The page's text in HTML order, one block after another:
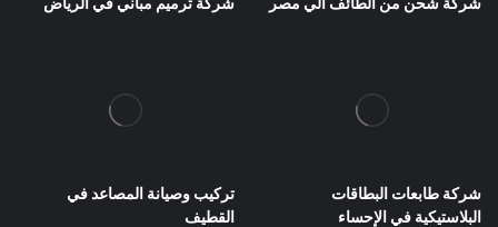
شركة طابعات البطاقات
البلاستيكية في الإحساء
تركيب وصيانة المصاعد في
القطيف